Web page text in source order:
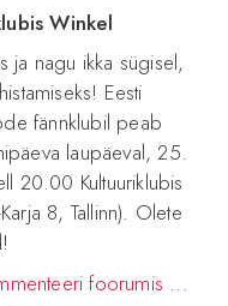
Winkel
ja nagu ikka sügisel,
Eesti
fännklubil peab
laupäeval, 25.
20.00 Kultuuriklubis
8, Tallinn). Olete
foorumis ...